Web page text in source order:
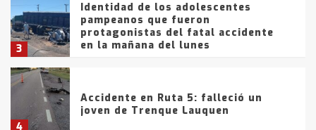
3
Identidad de los adolescentes
pampeanos que fueron
protagonistas del fatal accidente
en la mañana del lunes
4
Accidente en Ruta 5: falleció un
joven de Trenque Lauquen